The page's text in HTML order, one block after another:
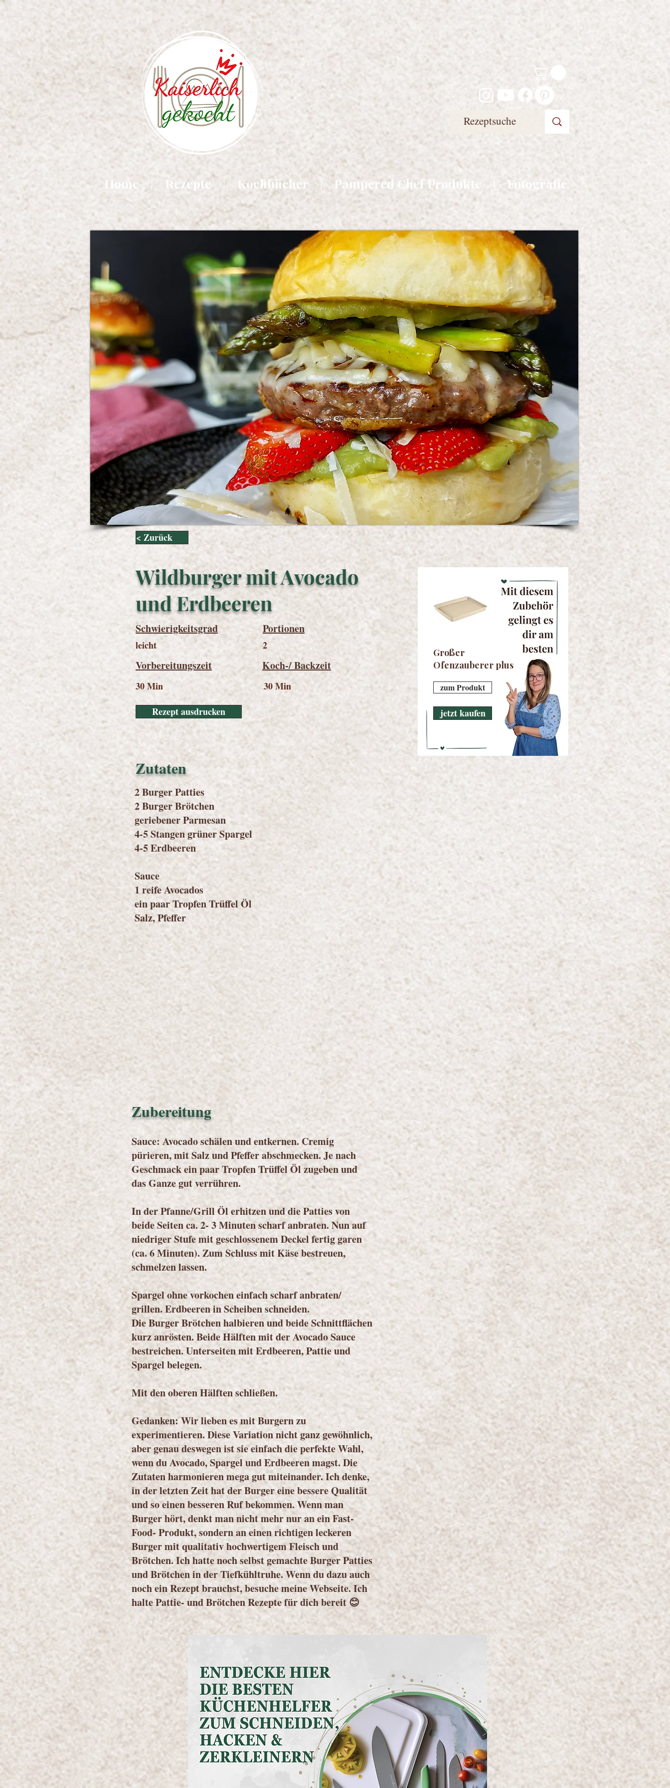
Home Rezepte Kochbücher Pampered Chef Produkte Fotografie
< Zurück
Wildburger mit Avocado
und Erdbeeren
Schwierigkeitsgrad
leicht
Vorbereitungszeit
30 Min
Portionen
2
Koch-/ Backzeit
30 Min
Rezept ausdrucken
Großer
Ofenzauberer plus
jetzt kaufen
zum Produkt
Zutaten
2 Burger Patties
2 Burger Brötchen
geriebener Parmesan
4-5 Stangen grüner Spargel
4-5 Erdbeeren
Sauce
1 reife Avocados
ein paar Tropfen Trüffel Öl
Salz, Pfeffer
Zubereitung
Sauce: Avocado schälen und entkernen. Cremig
pürieren, mit Salz und Pfeffer abschmecken. Je nach
Geschmack ein paar Tropfen Trüffel Öl zugeben und
das Ganze gut verrühren.
In der Pfanne/Grill Öl erhitzen und die Patties von
beide Seiten ca. 2- 3 Minuten scharf anbraten. Nun auf
niedriger Stufe mit geschlossenem Deckel fertig garen
(ca. 6 Minuten). Zum Schluss mit Käse bestreuen,
schmelzen lassen.
Spargel ohne vorkochen einfach scharf anbraten/
grillen. Erdbeeren in Scheiben schneiden.
Die Burger Brötchen halbieren und beide Schnittflächen
kurz anrösten. Beide Hälften mit der Avocado Sauce
bestreichen. Unterseiten mit Erdbeeren, Pattie und
Spargel belegen.
Mit den oberen Hälften schließen.
Gedanken: Wir lieben es mit Burgern zu
experimentieren. Diese Variation nicht ganz gewöhnlich,
aber genau deswegen ist sie einfach die perfekte Wahl,
wenn du Avocado, Spargel und Erdbeeren magst. Die
Zutaten harmonieren mega gut miteinander. Ich denke,
in der letzten Zeit hat der Burger eine bessere Qualität
und so einen besseren Ruf bekommen. Wenn man
Burger hört, denkt man nicht mehr nur an ein Fast-
Food- Produkt, sondern an einen richtigen leckeren
Burger mit qualitativ hochwertigem Fleisch und
Brötchen. Ich hatte noch selbst gemachte Burger Patties
und Brötchen in der Tiefkühltruhe. Wenn du dazu auch
noch ein Rezept brauchst, besuche meine Webseite. Ich
halte Pattie- und Brötchen Rezepte für dich bereit 😊